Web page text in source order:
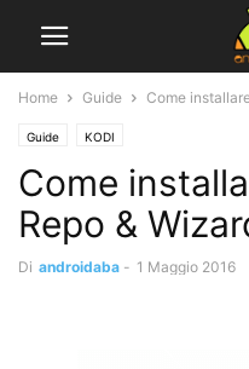
Home Guide Come
Guide KODI
Come
Repo &
Di androidaba - 1 Maggio 2016